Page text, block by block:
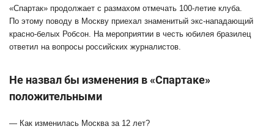
«Спартак» продолжает с размахом отмечать 100-летие клуба.
По этому поводу в Москву приехал знаменитый экс-нападающий
красно-белых Робсон. На мероприятии в честь юбилея бразилец
ответил на вопросы российских журналистов.
Не назвал бы изменения в «Спартаке»
положительными
— Как изменилась Москва за 12 лет?